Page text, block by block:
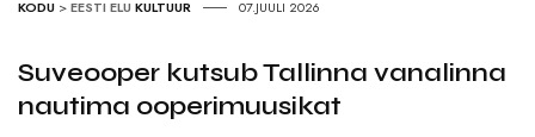
KODU >EESTI ELU KULTUUR 07.JUULI 2026
Suveooper kutsub Tallinna vanalinna
nautima ooperimuusikat